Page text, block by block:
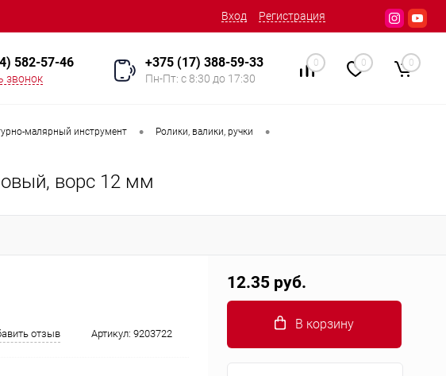
Вход Регистрация
582-57-46
звонок
+375 (17) 388-59-33
Пн-Пт: с 8:30 до 17:30
0 0 0
малярный инструмент • Ролики, валики, ручки •
ворс 12 мм
отзыв Артикул: 9203722
12.35 руб.
В корзину